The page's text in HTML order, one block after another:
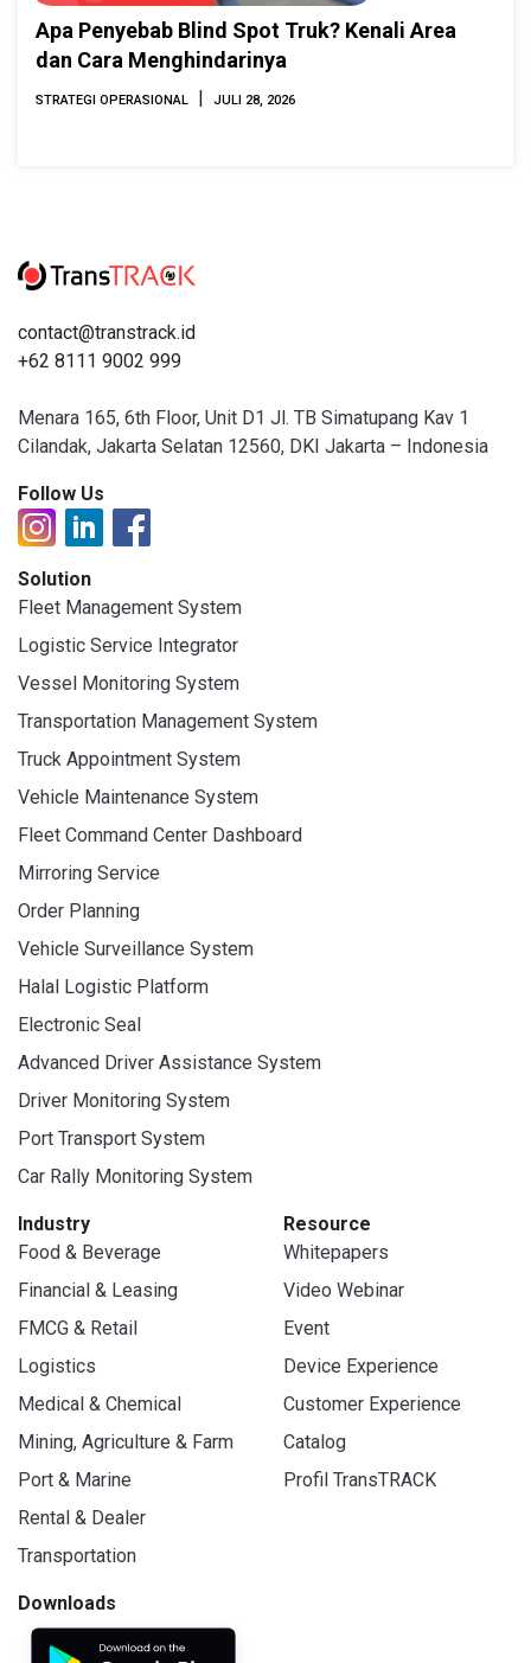
Apa Penyebab Blind Spot Truk? Kenali Area
dan Cara Menghindarinya
STRATEGI OPERASIONAL | JULI 28, 2026
contact@transtrack.id
+62 8111 9002 999
Menara 165, 6th Floor, Unit D1 Jl. TB Simatupang Kav 1
Cilandak, Jakarta Selatan 12560, DKI Jakarta – Indonesia
Follow Us
Solution
Fleet Management System
Logistic Service Integrator
Vessel Monitoring System
Transportation Management System
Truck Appointment System
Vehicle Maintenance System
Fleet Command Center Dashboard
Mirroring Service
Order Planning
Vehicle Surveillance System
Halal Logistic Platform
Electronic Seal
Advanced Driver Assistance System
Driver Monitoring System
Port Transport System
Car Rally Monitoring System
Industry
Food & Beverage
Financial & Leasing
FMCG & Retail
Logistics
Medical & Chemical
Mining, Agriculture & Farm
Port & Marine
Rental & Dealer
Transportation
Resource
Whitepapers
Video Webinar
Event
Device Experience
Customer Experience
Catalog
Profil TransTRACK
Downloads